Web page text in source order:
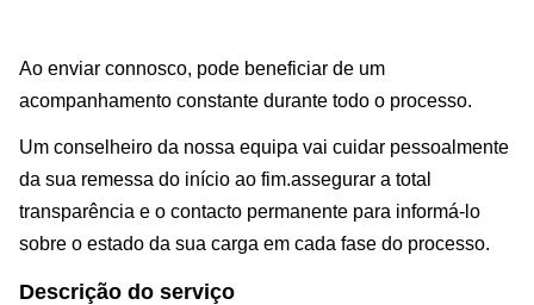
Ao enviar connosco, pode beneficiar de um
acompanhamento constante durante todo o processo.
Um conselheiro da nossa equipa vai cuidar pessoalmente
da sua remessa do início ao fim.assegurar a total
transparência e o contacto permanente para informá-lo
sobre o estado da sua carga em cada fase do processo.
Descrição do serviço